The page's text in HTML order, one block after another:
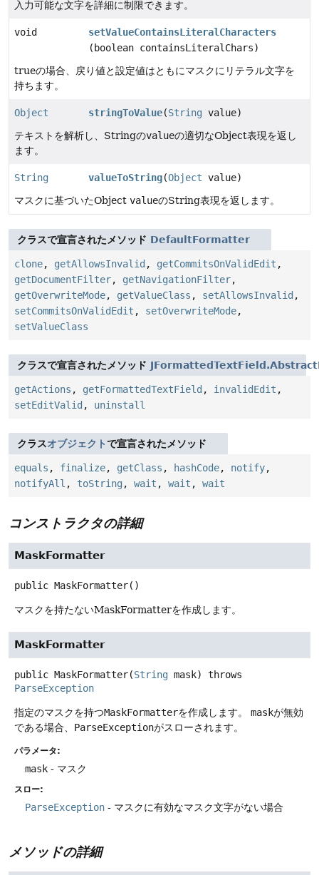
入力可能な文字を詳細に制限できます。
void
setValueContainsLiteralCharacters
(boolean containsLiteralChars)
trueの場合、戻り値と設定値はともにマスクにリテラル文字を
持ちます。
Object stringToValue(String value)
テキストを解析し、Stringのvalueの適切なObject表現を返し
ます。
String valueToString(Object value)
マスクに基づいたObject valueのString表現を返します。
クラスで宣言されたメソッド DefaultFormatter
clone, getAllowsInvalid , getCommitsOnValidEdit ,
getDocumentFilter, getNavigationFilter,
getOverwriteMode, getValueClass , setAllowsInvalid ,
setCommitsOnValidEdit , setOverwriteMode,
setValueClass
クラスで宣言されたメソッド
getActions , getFormattedTextField , invalidEdit ,
setEditValid , uninstall
クラスオブジェクトで宣言されたメソッド
equals , finalize, getClass , hashCode, notify,
notifyAll , toString , wait , wait , wait
コンストラクタの詳細
MaskFormatter
public MaskFormatter()
マスクを持たないMaskFormatterを作成します。
MaskFormatter
public MaskFormatter(String mask)
throws
ParseException
指定のマスクを持つMaskFormatterを作成します。 maskが無効
である場合、 ParseExceptionがスローされます。
パラメータ:
mask - マスク
スロー:
ParseException - マスクに有効なマスク文字がない場合
メソッドの詳細